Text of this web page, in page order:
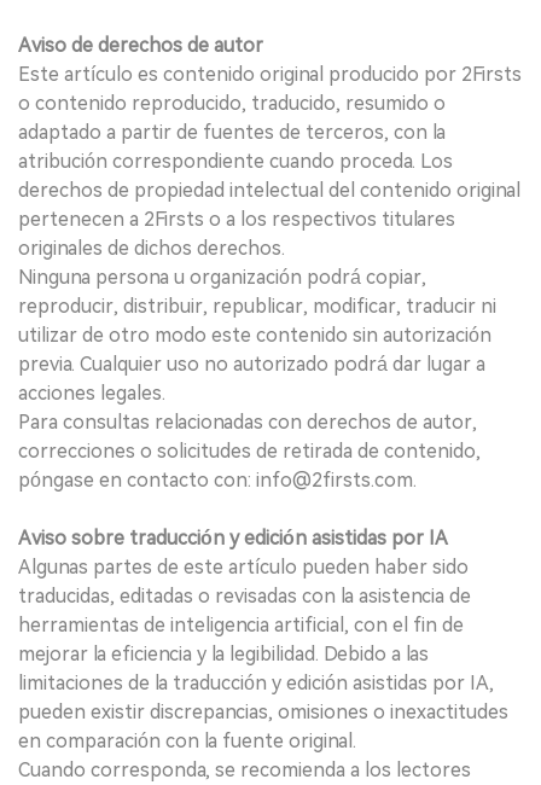
Aviso de derechos de autor
Este artículo es contenido original producido por 2Firsts
o contenido reproducido, traducido, resumido o
adaptado a partir de fuentes de terceros, con la
atribución correspondiente cuando proceda. Los
derechos de propiedad intelectual del contenido original
pertenecen a 2Firsts o a los respectivos titulares
originales de dichos derechos.
Ninguna persona u organización podrá copiar,
reproducir, distribuir, republicar, modificar, traducir ni
utilizar de otro modo este contenido sin autorización
previa. Cualquier uso no autorizado podrá dar lugar a
acciones legales.
Para consultas relacionadas con derechos de autor,
correcciones o solicitudes de retirada de contenido,
póngase en contacto con: info@2firsts.com.
Aviso sobre traducción y edición asistidas por IA
Algunas partes de este artículo pueden haber sido
traducidas, editadas o revisadas con la asistencia de
herramientas de inteligencia artificial, con el fin de
mejorar la eficiencia y la legibilidad. Debido a las
limitaciones de la traducción y edición asistidas por IA,
pueden existir discrepancias, omisiones o inexactitudes
en comparación con la fuente original.
Cuando corresponda, se recomienda a los lectores